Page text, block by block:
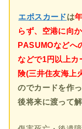
エポスカードは
らず、空港に向
PASUMOなどへ
などで1円以上カ
険(三井住友海上
のでカードを作
後将来に渡って